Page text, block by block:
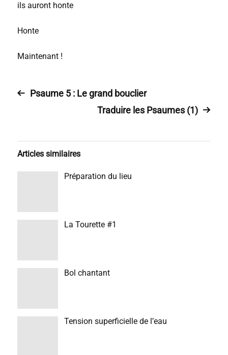
ils auront honte
Honte
Maintenant !
Psaume 5 : Le grand bouclier
Traduire les Psaumes (1)
Articles similaires
Préparation du lieu
La Tourette #1
Bol chantant
Tension superficielle de l’eau